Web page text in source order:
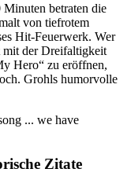
betraten die
von tiefrotem
Hit-Feuerwerk. Wer
mit der Dreifaltigkeit
Hero“ zu eröffnen,
Grohls humorvolle
... we have
Zitate